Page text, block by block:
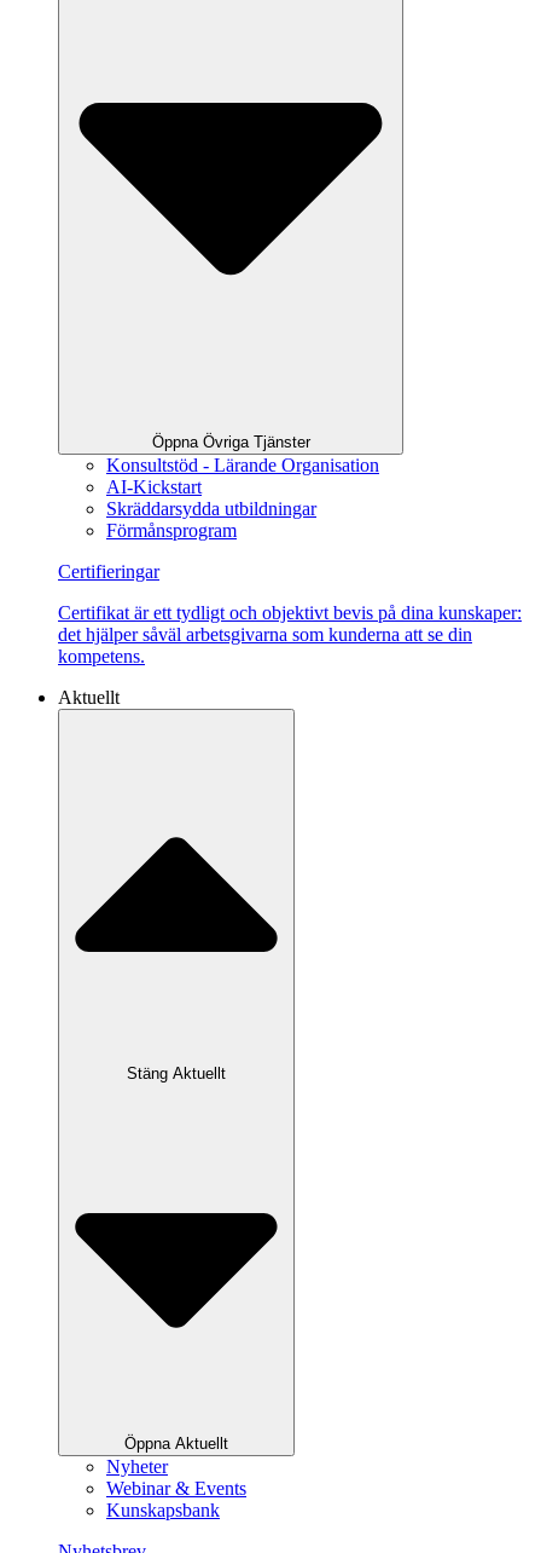
Öppna Övriga Tjänster
Konsultstöd - Lärande Organisation
AI-Kickstart
Skräddarsydda utbildningar
Förmånsprogram
Certifieringar
Certifikat är ett tydligt och objektivt bevis på dina kunskaper:
det hjälper såväl arbetsgivarna som kunderna att se din
kompetens.
Aktuellt
Stäng Aktuellt
Öppna Aktuellt
Nyheter
Webinar & Events
Kunskapsbank